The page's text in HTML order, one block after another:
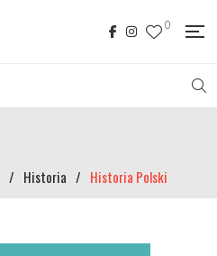
0
/ Historia / Historia Polski